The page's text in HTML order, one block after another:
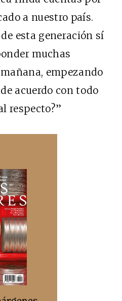
a nuestro país.
esta generación sí
muchas
empezando
acuerdo con todo
respecto?”